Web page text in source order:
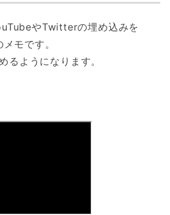
やTwitterの埋め込みを
モです。
るようになります。